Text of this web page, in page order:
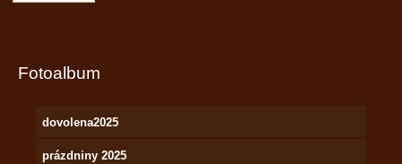
Fotoalbum
dovolena2025
prázdniny 2025